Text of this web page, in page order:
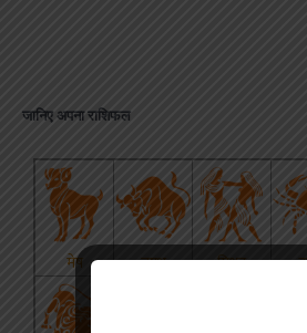
जानिए अपना राशिफल